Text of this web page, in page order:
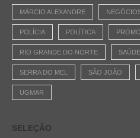
MÁRCIO ALEXANDRE
POLÍCIA POLÍTICA
RIO GRANDE DO NORTE SAÚDE
SERRA DO MEL SÃO JOÃO
UGMAR
SELEÇÃO